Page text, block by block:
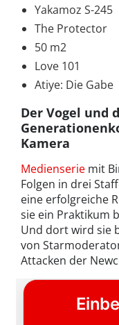
Yakamoz S-245
The Protector
50 m2
Love 101
Atiye: Die Gabe
Der Vogel und
Kamera
Medienserie mit
Folgen in drei
eine erfolgreiche
sie ein Praktikum
Und dort wird sie
von
Attacken der